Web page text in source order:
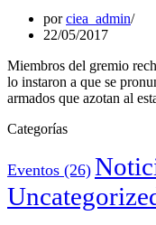
porciea_admin
22/05/2017
Miembros del gremio
lo instaron a que se
armados que azotan al
Categorías
Eventos (26)